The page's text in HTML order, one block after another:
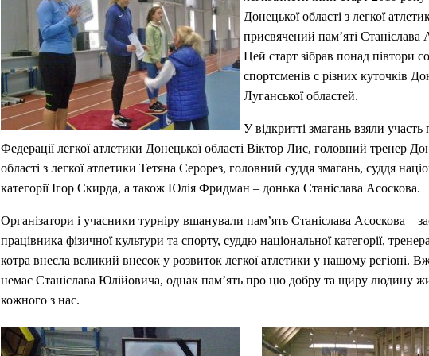
Донецької області з легкої
присвячений пам’яті Станіслава
Цей старт зібрав понад півтори
спортсменів с різних куточків
Луганської областей.
У відкритті змагань взяли участь
Федерації легкої атлетики Донецької області Віктор Лис, головний тренер
області з легкої атлетики Тетяна Серорез, головний суддя змагань, суддя
категорії Ігор Скирда, а також Юлія Фридман – донька Станіслава Асоскова.
Організатори і учасники турніру вшанували пам’ять Станіслава Асоскова –
працівника фізичної культури та спорту, суддю національної категорії,
котра внесла великий внесок у розвиток легкої атлетики у нашому регіоні.
немає Станіслава Юлійовича, однак пам’ять про цю добру та щиру людину
кожного з нас.